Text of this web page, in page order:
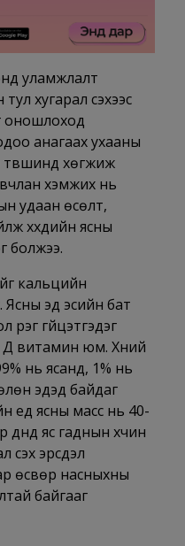
уламжлалт
хугарал үүсэхээс
оношлоход
анагаах ухааны
түвшинд хөгжиж
хэмжих нь
удаан өсөлт,
хүүхдийн ясны
болжээ.
кальцийн
Ясны эд эсийн бат
гүйцэтгэдэг
витамин юм. Хүний
нь ясанд, 1% нь
эдэд байдаг
үед ясны масс нь 40-
дүнд яс гаднын хүчин
үүсэх эрсдэл
өсвөр насныхны
байгааг